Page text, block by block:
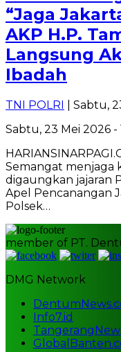
“Jaga
AKP H.P.
Langsung
Ibadah
TNI POLRI
| Sabtu,
Sabtu, 23 Mei 2026 -
Semangat menjaga
digaungkan jajaran
Apel Pencanangan
Polsek…
member of PT.
DMG Network
Info7.id